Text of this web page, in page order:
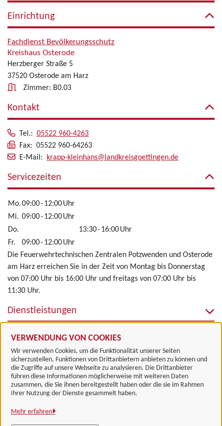
VERWENDUNG VON COOKIES
Wir verwenden Cookies, um die Funktionalität unserer Seiten
sicherzustellen, Funktionen von Drittanbietern anbieten zu können und
die Zugriffe auf unsere Webseite zu analysieren. Die Drittanbieter
führen diese Informationen möglicherweise mit weiteren Daten
zusammen, die Sie ihnen bereitgestellt haben oder die sie im Rahmen
Ihrer Nutzung der Dienste gesammelt haben.
Mehr erfahren
Einrichtung
Fachdienst Bevölkerungsschutz
Kreishaus Osterode
Herzberger Straße 5
37520 Osterode am Harz
Zimmer: B0.03
Kontakt
Tel.: 05522 960-4263
Fax: 05522 960-64263
E-Mail:
krapp-kleinhans@landkreisgoettingen.de
Servicezeiten
Mo.09:00-12:00Uhr
Mi. 09:00-12:00Uhr
Do.
13:30-16:00Uhr
Fr.
09:00-12:00Uhr
Die Feuerwehrtechnischen Zentralen Potzwenden und Osterode
am Harz erreichen Sie in der Zeit von Montag bis Donnerstag
von 07:00 Uhr bis 16:00 Uhr und freitags von 07:00 Uhr bis
11:30 Uhr.
Dienstleistungen
Alle zugeordneten Einrichtungen
Landkreis Göttingen
Alle Rechte vorbehalten